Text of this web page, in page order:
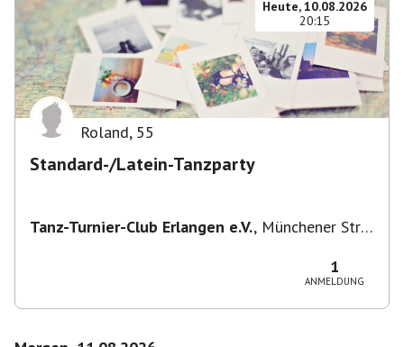
Heute, 10.08.2026
20:15
Roland, 55
Standard-/Latein-Tanzparty
Tanz-Turnier-Club Erlangen e.V., Münchener Str.
1
ANMELDUNG